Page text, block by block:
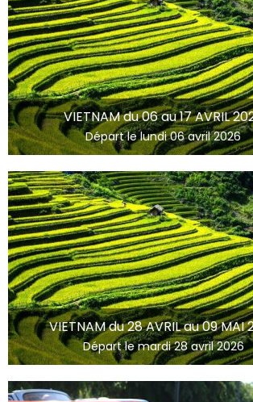
VIETNAM du 06 au 17 AVRIL
Départ le lundi 06 avril 2026
VIETNAM du 28 AVRIL au 09 MAI
Départ le mardi 28 avril 2026